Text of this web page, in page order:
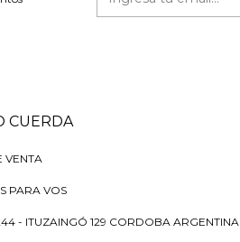
CUERDA
VENTA
PARA VOS
- ITUZAINGÓ 129 CORDOBA ARGENTINA